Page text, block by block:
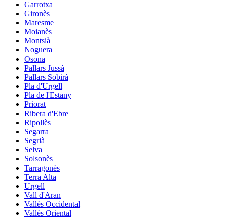
Garrotxa
Gironès
Maresme
Moianès
Montsià
Noguera
Osona
Pallars Jussà
Pallars Sobirà
Pla d'Urgell
Pla de l'Estany
Priorat
Ribera d'Ebre
Ripollès
Segarra
Segrià
Selva
Solsonès
Tarragonès
Terra Alta
Urgell
Vall d'Aran
Vallès Occidental
Vallès Oriental